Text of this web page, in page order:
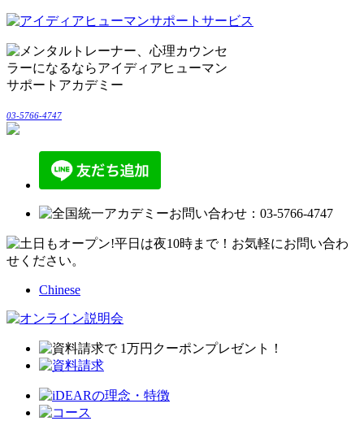
03-5766-4747
Chinese